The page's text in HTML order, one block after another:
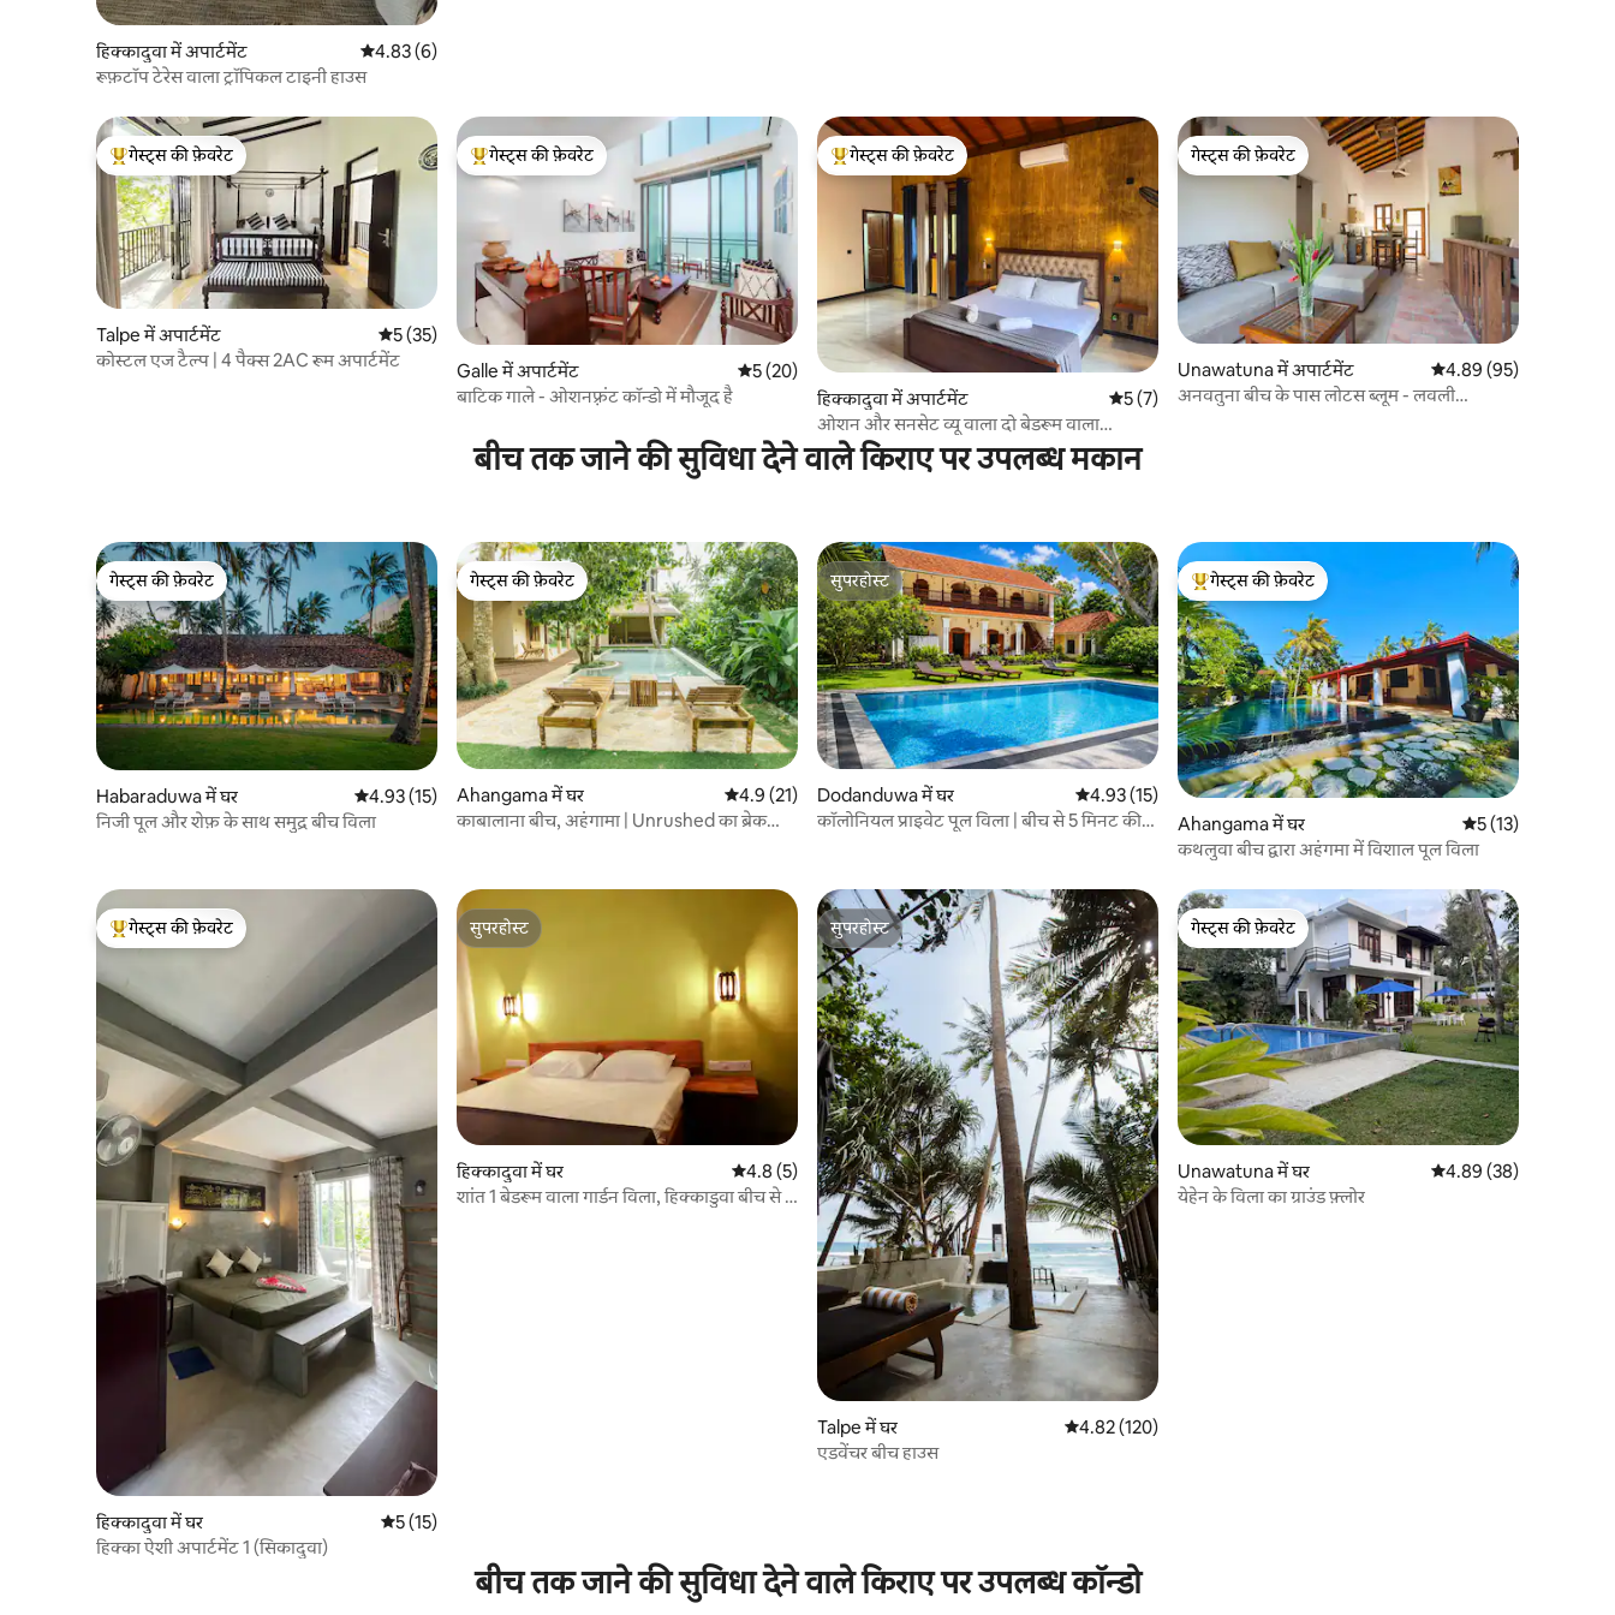
हिक्कादुवा में अपार्टमेंट औसत रेटिंग 5 में से 4.83, 6 समीक्षाएँ
4.83 (6)
रूफ़टॉप टेरेस वाला ट्रॉपिकल टाइनी हाउस
गेस्ट्स का टॉप फ़ेवरेट
गेस्ट्स की फ़ेवरेट
Talpe में अपार्टमेंट औसत रेटिंग 5 में से 5, 35 समीक्षाएँ
5 (35)
कोस्टल एज टैल्प | 4 पैक्स 2AC रूम अपार्टमेंट
गेस्ट्स का टॉप फ़ेवरेट
गेस्ट्स की फ़ेवरेट
Galle में अपार्टमेंट औसत रेटिंग 5 में से 5, 20 समीक्षाएँ
5 (20)
बाटिक गाले - ओशनफ़्रंट कॉन्डो में मौजूद है
गेस्ट्स का टॉप फ़ेवरेट
गेस्ट्स की फ़ेवरेट
हिक्कादुवा में अपार्टमेंट औसत रेटिंग 5 में से 5, 7 समीक्षाएँ
5 (7)
ओशन और सनसेट व्यू वाला दो बेडरूम वाला
अपार्टमेंट
गेस्ट्स की फ़ेवरेट
गेस्ट्स की फ़ेवरेट
Unawatuna में अपार्टमेंट औसत रेटिंग 5 में से 4.89,
4.89 (95)
अनवतुना बीच के पास लोटस ब्लूम - लवली
बीच तक जाने की सुविधा देने वाले किराए पर उपलब्ध मकान
गेस्ट्स की फ़ेवरेट
गेस्ट्स की फ़ेवरेट
Habaraduwa में घर औसत रेटिंग 5 में से 4.93, 15 समीक्षाएँ
4.93 (15)
निजी पूल और शेफ़ के साथ समुद्र बीच विला
गेस्ट्स की फ़ेवरेट
गेस्ट्स की फ़ेवरेट
Ahangama में घर औसत रेटिंग 5 में से 4.9, 21 समीक्षाएँ
4.9 (21)
काबालाना बीच, अहंगामा | Unrushed का ब्रेक
सुपरहोस्ट
सुपरहोस्ट
Dodanduwa में घर औसत रेटिंग 5 में से 4.93, 15 समीक्षाएँ
4.93 (15)
कॉलोनियल प्राइवेट पूल विला | बीच से 5 मिनट की
गेस्ट्स का टॉप फ़ेवरेट
गेस्ट्स की फ़ेवरेट
Ahangama में घर औसत रेटिंग 5 में से 5,
5 (13)
कथलुवा बीच द्वारा अहंगमा में विशाल पूल विला
गेस्ट्स का टॉप फ़ेवरेट
गेस्ट्स की फ़ेवरेट
हिक्कादुवा में घर औसत रेटिंग 5 में से 5, 15 समीक्षाएँ
5 (15)
हिक्का ऐशी अपार्टमेंट 1 (सिकादुवा)
सुपरहोस्ट
सुपरहोस्ट
हिक्कादुवा में घर औसत रेटिंग 5 में से 4.8, 5 समीक्षाएँ
4.8 (5)
शांत 1 बेडरूम वाला गार्डन विला, हिक्काडुवा बीच से 5
सुपरहोस्ट
सुपरहोस्ट
Talpe में घर औसत रेटिंग 5 में से 4.82, 120 समीक्षाएँ
4.82 (120)
एडवेंचर बीच हाउस
गेस्ट्स की फ़ेवरेट
गेस्ट्स की फ़ेवरेट
Unawatuna में घर औसत रेटिंग 5 में से 4.89,
4.89 (38)
येहेन के विला का ग्राउंड फ़्लोर
बीच तक जाने की सुविधा देने वाले किराए पर उपलब्ध कॉन्डो